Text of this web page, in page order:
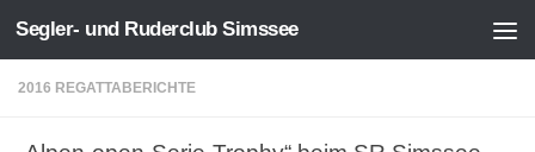
Zum Inhalt springen
Segler- und Ruderclub Simssee
2016 REGATTABERICHTE